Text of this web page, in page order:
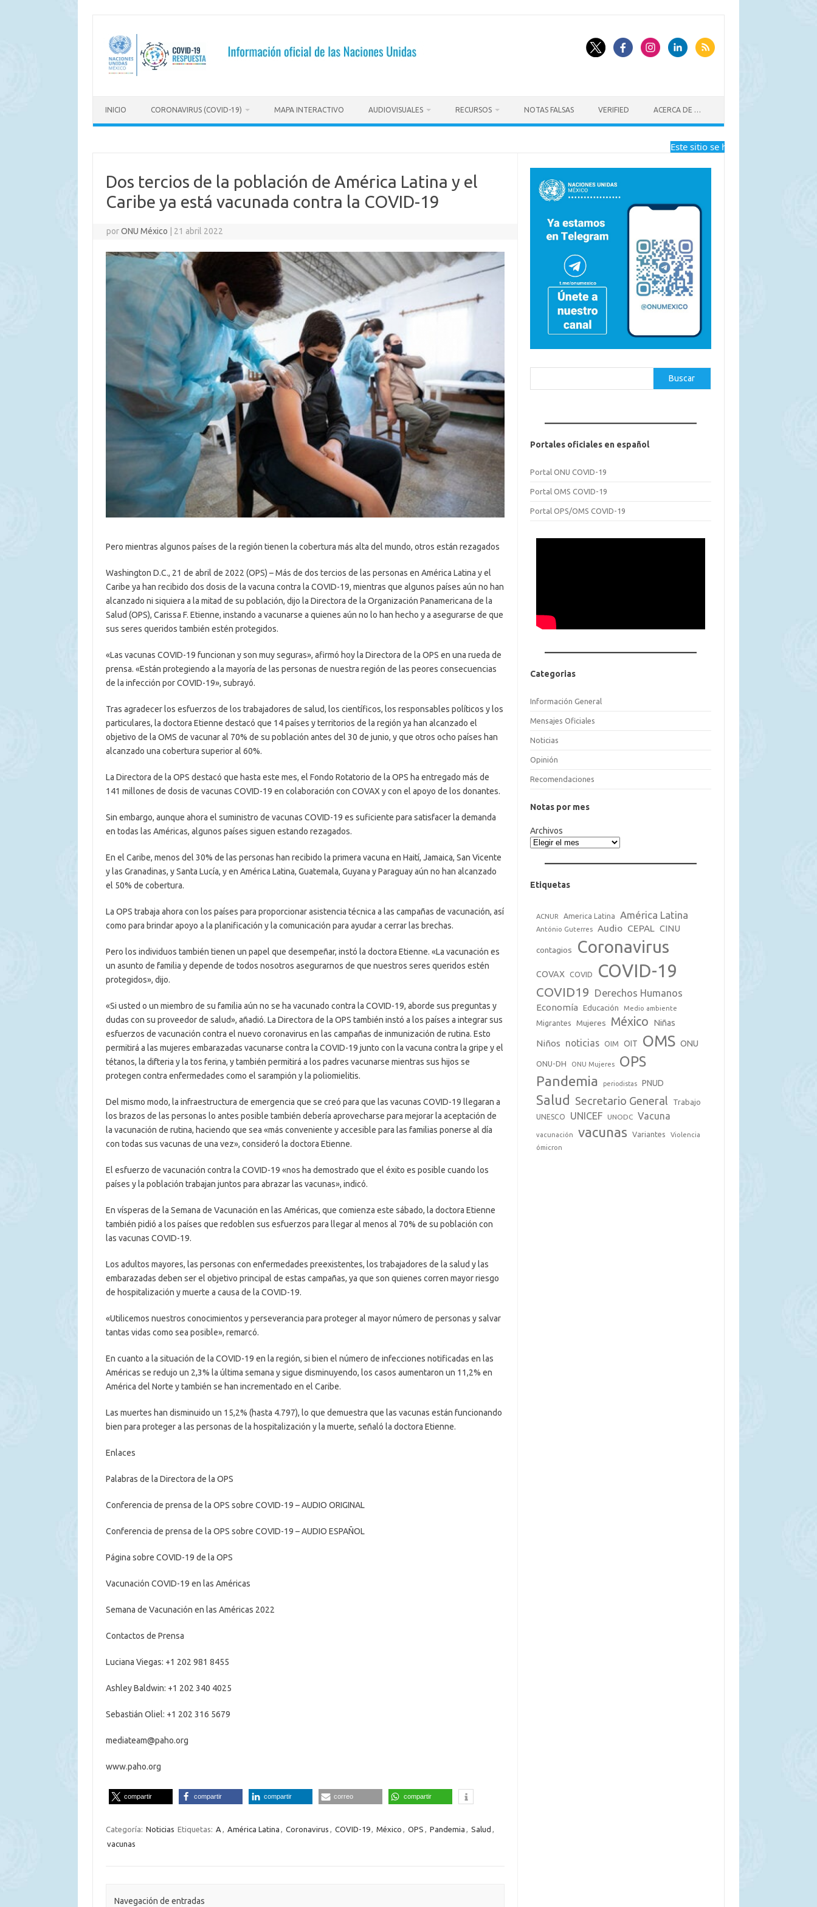
contenido
INICIO CORONAVIRUS (COVID-19) MAPA INTERACTIVO AUDIOVISUALES RECURSOS NOTAS FALSAS VERIFIED ACERCA DE …
Este sitio se ha dejado de actualizar
Dos tercios de la población de América Latina y el
Caribe ya está vacunada contra la COVID-19
porONU México 21 abril 2022
Pero mientras algunos países de la región tienen la cobertura más alta del mundo, otros están rezagados
Washington D.C., 21 de abril de 2022 (OPS) – Más de dos tercios de las personas en América Latina y el
Caribe ya han recibido dos dosis de la vacuna contra la COVID-19, mientras que algunos países aún no han
alcanzado ni siquiera a la mitad de su población, dijo la Directora de la Organización Panamericana de la
Salud (OPS), Carissa F. Etienne, instando a vacunarse a quienes aún no lo han hecho y a asegurarse de que
sus seres queridos también estén protegidos.
«Las vacunas COVID-19 funcionan y son muy seguras», afirmó hoy la Directora de la OPS en una rueda de
prensa. «Están protegiendo a la mayoría de las personas de nuestra región de las peores consecuencias
de la infección por COVID-19», subrayó.
Tras agradecer los esfuerzos de los trabajadores de salud, los científicos, los responsables políticos y los
particulares, la doctora Etienne destacó que 14 países y territorios de la región ya han alcanzado el
objetivo de la OMS de vacunar al 70% de su población antes del 30 de junio, y que otros ocho países han
alcanzado una cobertura superior al 60%.
La Directora de la OPS destacó que hasta este mes, el Fondo Rotatorio de la OPS ha entregado más de
141 millones de dosis de vacunas COVID-19 en colaboración con COVAX y con el apoyo de los donantes.
Sin embargo, aunque ahora el suministro de vacunas COVID-19 es suficiente para satisfacer la demanda
en todas las Américas, algunos países siguen estando rezagados.
En el Caribe, menos del 30% de las personas han recibido la primera vacuna en Haití, Jamaica, San Vicente
y las Granadinas, y Santa Lucía, y en América Latina, Guatemala, Guyana y Paraguay aún no han alcanzado
el 50% de cobertura.
La OPS trabaja ahora con los países para proporcionar asistencia técnica a las campañas de vacunación, así
como para brindar apoyo a la planificación y la comunicación para ayudar a cerrar las brechas.
Pero los individuos también tienen un papel que desempeñar, instó la doctora Etienne. «La vacunación es
un asunto de familia y depende de todos nosotros asegurarnos de que nuestros seres queridos estén
protegidos», dijo.
«Si usted o un miembro de su familia aún no se ha vacunado contra la COVID-19, aborde sus preguntas y
dudas con su proveedor de salud», añadió. La Directora de la OPS también instó a los países a integrar sus
esfuerzos de vacunación contra el nuevo coronavirus en las campañas de inmunización de rutina. Esto
permitirá a las mujeres embarazadas vacunarse contra la COVID-19 junto con la vacuna contra la gripe y el
tétanos, la difteria y la tos ferina, y también permitirá a los padres vacunarse mientras sus hijos se
protegen contra enfermedades como el sarampión y la poliomielitis.
Del mismo modo, la infraestructura de emergencia que se creó para que las vacunas COVID-19 llegaran a
los brazos de las personas lo antes posible también debería aprovecharse para mejorar la aceptación de
la vacunación de rutina, haciendo que sea «más conveniente y accesible para las familias ponerse al día
con todas sus vacunas de una vez», consideró la doctora Etienne.
El esfuerzo de vacunación contra la COVID-19 «nos ha demostrado que el éxito es posible cuando los
países y la población trabajan juntos para abrazar las vacunas», indicó.
En vísperas de la Semana de Vacunación en las Américas, que comienza este sábado, la doctora Etienne
también pidió a los países que redoblen sus esfuerzos para llegar al menos al 70% de su población con
las vacunas COVID-19.
Los adultos mayores, las personas con enfermedades preexistentes, los trabajadores de la salud y las
embarazadas deben ser el objetivo principal de estas campañas, ya que son quienes corren mayor riesgo
de hospitalización y muerte a causa de la COVID-19.
«Utilicemos nuestros conocimientos y perseverancia para proteger al mayor número de personas y salvar
tantas vidas como sea posible», remarcó.
En cuanto a la situación de la COVID-19 en la región, si bien el número de infecciones notificadas en las
Américas se redujo un 2,3% la última semana y sigue disminuyendo, los casos aumentaron un 11,2% en
América del Norte y también se han incrementado en el Caribe.
Las muertes han disminuido un 15,2% (hasta 4.797), lo que demuestra que las vacunas están funcionando
bien para proteger a las personas de la hospitalización y la muerte, señaló la doctora Etienne.
Enlaces
Palabras de la Directora de la OPS
Conferencia de prensa de la OPS sobre COVID-19 – AUDIO ORIGINAL
Conferencia de prensa de la OPS sobre COVID-19 – AUDIO ESPAÑOL
Página sobre COVID-19 de la OPS
Vacunación COVID-19 en las Américas
Semana de Vacunación en las Américas 2022
Contactos de Prensa
Luciana Viegas: +1 202 981 8455
Ashley Baldwin: +1 202 340 4025
Sebastián Oliel: +1 202 316 5679
mediateam@paho.org
www.paho.org
compartir compartir compartir correo compartir
Categoría: Noticias Etiquetas: A , América Latina , Coronavirus , COVID-19, México , OPS , Pandemia , Salud ,
vacunas
Navegación de entradas
Buscar
Portales oficiales en español
Portal ONU COVID-19
Portal OMS COVID-19
Portal OPS/OMS COVID-19
Categorias
Información General
Mensajes Oficiales
Noticias
Opinión
Recomendaciones
Notas por mes
Archivos
Etiquetas
ACNUR America Latina América Latina
António Guterres Audio CEPAL CINU
contagios Coronavirus
COVAX COVID COVID-19
COVID19 Derechos Humanos
Economía Educación Medio ambiente
Migrantes Mujeres México Niñas
Niños noticias OIM OIT OMS ONU
ONU-DH ONU Mujeres OPS
Pandemia periodistas PNUD
Salud Secretario General Trabajo
UNESCO UNICEF UNODC Vacuna
vacunación vacunas Variantes
Violencia
ómicron